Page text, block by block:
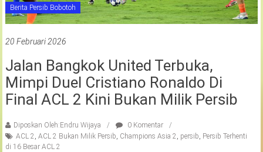
Berita Persib Bobotoh
20 Februari 2026
Jalan Bangkok United Terbuka,
Mimpi Duel Cristiano Ronaldo Di
Final ACL 2 Kini Bukan Milik Persib
Diposkan Oleh:Endru Wijaya
0 Komentar
ACL 2, ACL 2 Bukan Milik Persib, Champions Asia 2, persib, Persib Terhenti
di 16 Besar ACL 2